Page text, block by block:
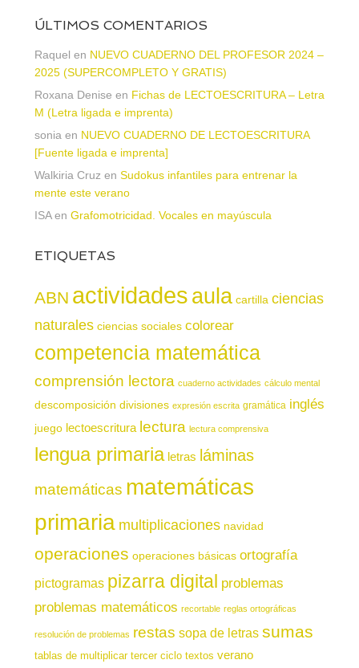
ÚLTIMOS COMENTARIOS
Raquel en NUEVO CUADERNO DEL PROFESOR 2024 –
2025 (SUPERCOMPLETO Y GRATIS)
Roxana Denise en Fichas de LECTOESCRITURA – Letra
M (Letra ligada e imprenta)
sonia en NUEVO CUADERNO DE LECTOESCRITURA
[Fuente ligada e imprenta]
Walkiria Cruz en Sudokus infantiles para entrenar la
mente este verano
ISAen Grafomotricidad. Vocales en mayúscula
ETIQUETAS
ABN actividadesaula cartilla ciencias
naturales ciencias sociales colorear
competencia matemática
comprensión lectora cuaderno actividades cálculo mental
descomposición divisiones expresión escrita gramática inglés
juego lectoescritura lectura lectura comprensiva
lengua primaria letras láminas
matemáticas matemáticas
primaria multiplicaciones navidad
operaciones operaciones básicas ortografía
pictogramas pizarra digital problemas
problemas matemáticos recortable reglas ortográficas
resolución de problemas restas sopa de letras sumas
tablas de multiplicar tercer ciclo textos verano